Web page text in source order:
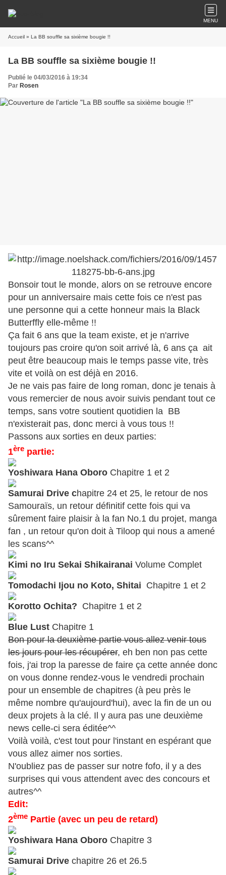
MENU
Accueil » La BB souffle sa sixième bougie !!
La BB souffle sa sixième bougie !!
Publié le 04/03/2016 à 19:34
Par Rosen
Bonsoir tout le monde, alors on se retrouve encore
pour un anniversaire mais cette fois ce n'est pas
une personne qui a cette honneur mais la Black
Butterffly elle-même !!
Ça fait 6 ans que la team existe, et je n'arrive
toujours pas croire qu'on soit arrivé là, 6 ans ça ait
peut être beaucoup mais le temps passe vite, très
vite et voilà on est déjà en 2016.
Je ne vais pas faire de long roman, donc je tenais à
vous remercier de nous avoir suivis pendant tout ce
temps, sans votre soutient quotidien la BB
n'existerait pas, donc merci à vous tous !!
Passons aux sorties en deux parties:
1ère partie:
Yoshiwara Hana Oboro Chapitre 1 et 2
Samurai Drive chapitre 24 et 25, le retour de nos
Samouraïs, un retour définitif cette fois qui va
sûrement faire plaisir à la fan No.1 du projet, manga
fan , un retour qu'on doit à Tiloop qui nous a amené
les scans^^
Kimi no Iru Sekai Shikairanai Volume Complet
Tomodachi Ijou no Koto, Shitai Chapitre 1 et 2
Korotto Ochita? Chapitre 1 et 2
Blue Lust Chapitre 1
Bon pour la deuxième partie vous allez venir tous
les jours pour les récupérer, eh ben non pas cette
fois, j'ai trop la paresse de faire ça cette année donc
on vous donne rendez-vous le vendredi prochain
pour un ensemble de chapitres (à peu près le
même nombre qu'aujourd'hui), avec la fin de un ou
deux projets à la clé. Il y aura pas une deuxième
news celle-ci sera éditée^^
Voilà voilà, c'est tout pour l'instant en espérant que
vous allez aimer nos sorties.
N'oubliez pas de passer sur notre fofo, il y a des
surprises qui vous attendent avec des concours et
autres^^
Edit:
2ème Partie (avec un peu de retard)
Yoshiwara Hana Oboro Chapitre 3
Samurai Drive chapitre 26 et 26.5